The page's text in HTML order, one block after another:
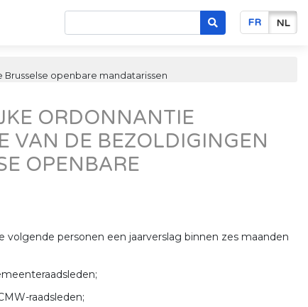
FR NL
Brusselse openbare mandatarissen
ORDONNANTIE
VAN DE BEZOLDIGINGEN
OPENBARE
personen een jaarverslag binnen zes maanden
raadsleden;